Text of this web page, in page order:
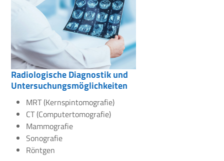
Radiologische Diagnostik und
Untersuchungsmöglichkeiten
MRT (Kernspintomografie)
CT (Computertomografie)
Mammografie
Sonografie
Röntgen